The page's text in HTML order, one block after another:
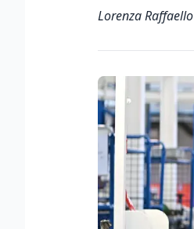
Lorenza Raffaello